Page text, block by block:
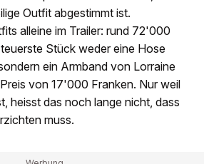
Outfit abgestimmt ist.
alleine im Trailer: rund 72'000
Stück weder eine Hose
ein Armband von Lorraine
von 17'000 Franken. Nur weil
heisst das noch lange nicht, dass
muss.